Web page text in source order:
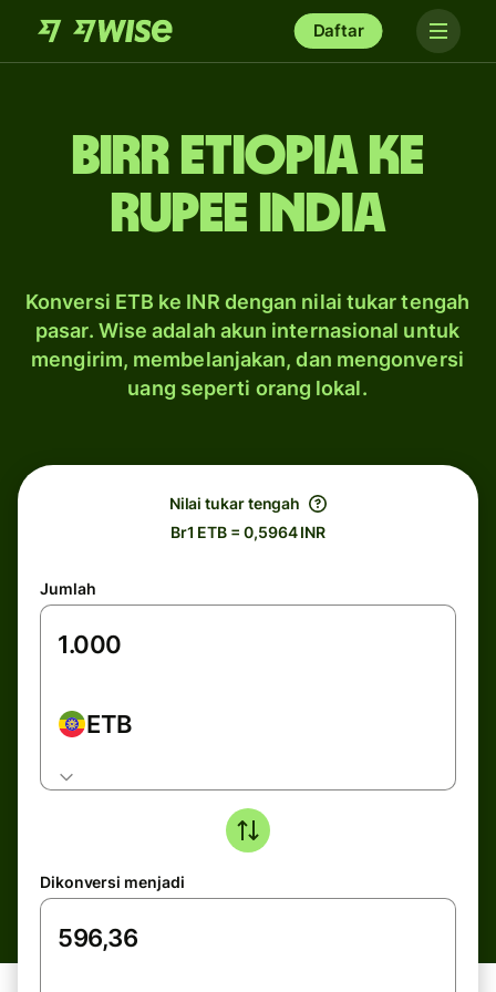
Daftar
birr Etiopia ke
rupee India
Konversi ETB ke INR dengan nilai tukar tengah
pasar. Wise adalah akun internasional untuk
mengirim, membelanjakan, dan mengonversi
uang seperti orang lokal.
Nilai tukar tengah
Br1 ETB = 0,5964 INR
Jumlah
ETB
Dikonversi menjadi